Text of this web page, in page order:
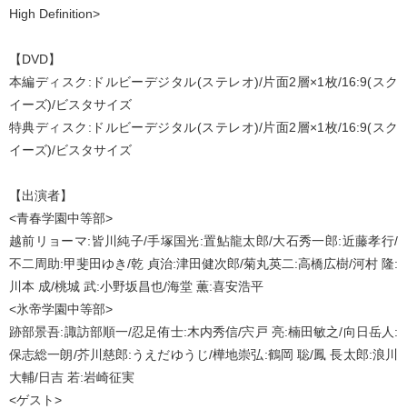
High Definition>
【DVD】
本編ディスク:ドルビーデジタル(ステレオ)/片面2層×1枚/16:9(スク
イーズ)/ビスタサイズ
特典ディスク:ドルビーデジタル(ステレオ)/片面2層×1枚/16:9(スク
イーズ)/ビスタサイズ
【出演者】
<青春学園中等部>
越前リョーマ:皆川純子/手塚国光:置鮎龍太郎/大石秀一郎:近藤孝行/
不二周助:甲斐田ゆき/乾 貞治:津田健次郎/菊丸英二:高橋広樹/河村 隆:
川本 成/桃城 武:小野坂昌也/海堂 薫:喜安浩平
<氷帝学園中等部>
跡部景吾:諏訪部順一/忍足侑士:木内秀信/宍戸 亮:楠田敏之/向日岳人:
保志総一朗/芥川慈郎:うえだゆうじ/樺地崇弘:鶴岡 聡/鳳 長太郎:浪川
大輔/日吉 若:岩崎征実
<ゲスト>